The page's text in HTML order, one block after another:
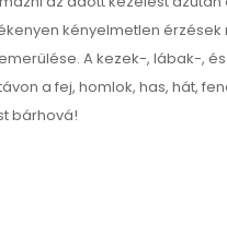
kényelmetlen
A kezek-, lábak-,
a fej, homlok, has, hát,
bárhová!